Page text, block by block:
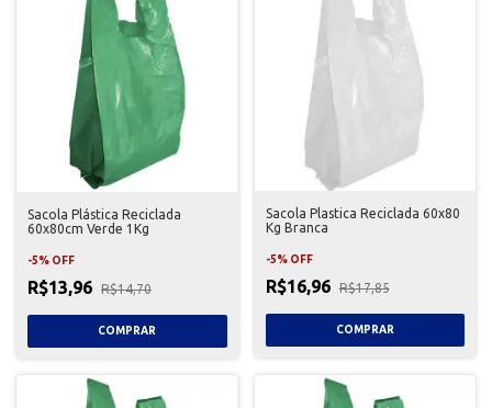
Sacola Plástica Reciclada
60x80cm Verde 1Kg
-5% OFF
R$13,96 R$14,70
Sacola Plastica Reciclada 60x80
Kg Branca
-5% OFF
R$16,96 R$17,85